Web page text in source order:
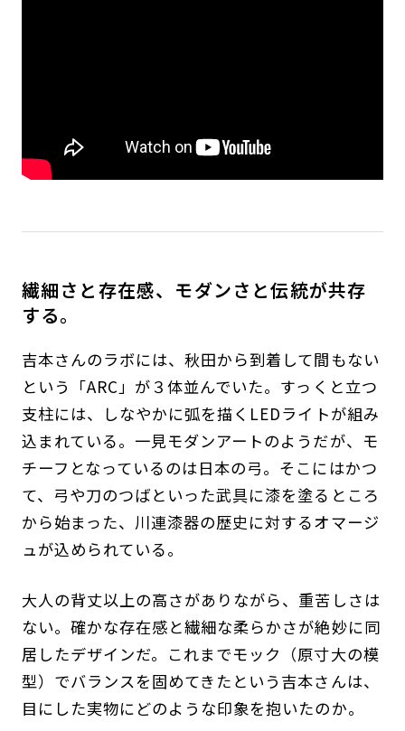
繊細さと存在感、モダンさと伝統が共存
する。
吉本さんのラボには、秋田から到着して間もない
という「ARC」が３体並んでいた。すっくと立つ
支柱には、しなやかに弧を描くLEDライトが組み
込まれている。一見モダンアートのようだが、モ
チーフとなっているのは日本の弓。そこにはかつ
て、弓や刀のつばといった武具に漆を塗るところ
から始まった、川連漆器の歴史に対するオマージ
ュが込められている。
大人の背丈以上の高さがありながら、重苦しさは
ない。確かな存在感と繊細な柔らかさが絶妙に同
居したデザインだ。これまでモック（原寸大の模
型）でバランスを固めてきたという吉本さんは、
目にした実物にどのような印象を抱いたのか。